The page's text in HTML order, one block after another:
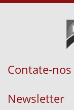
Contate-nos
Newsletter